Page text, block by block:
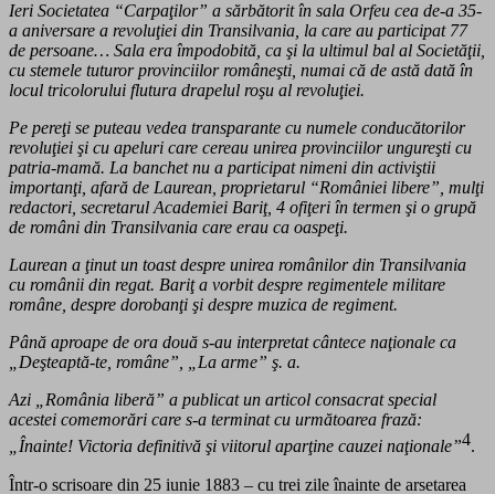
Ieri Societatea “Carpaţilor” a sărbătorit în sala Orfeu cea de-a 35-
a aniversare a revoluţiei din Transilvania, la care au participat 77
de persoane… Sala era împodobită, ca şi la ultimul bal al Societăţii,
cu stemele tuturor provinciilor româneşti, numai că de astă dată în
locul tricolorului flutura drapelul roşu al revoluţiei.
Pe pereţi se puteau vedea transparante cu numele conducătorilor
revoluţiei şi cu apeluri care cereau unirea provinciilor ungureşti cu
patria-mamă. La banchet nu a participat nimeni din activiştii
importanţi, afară de Laurean, proprietarul “României libere”, mulţi
redactori, secretarul Academiei Bariţ, 4 ofiţeri în termen şi o grupă
de români din Transilvania care erau ca oaspeţi.
Laurean a ţinut un toast despre unirea românilor din Transilvania
cu românii din regat. Bariţ a vorbit despre regimentele militare
române, despre dorobanţi şi despre muzica de regiment.
Până aproape de ora două s-au interpretat cântece naţionale ca
„Deşteaptă-te, române”, „La arme” ş. a.
Azi „România liberă” a publicat un articol consacrat special
acestei comemorări care s-a terminat cu următoarea frază:
„Înainte! Victoria definitivă şi viitorul aparţine cauzei naţionale”4.
Într-o scrisoare din 25 iunie 1883 – cu trei zile înainte de arsetarea